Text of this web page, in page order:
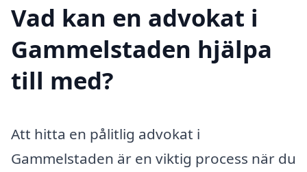
Vad kan en advokat i
Gammelstaden hjälpa
till med?
Att hitta en pålitlig advokat i
Gammelstaden är en viktig process när du